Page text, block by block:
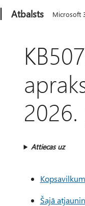
Atbalsts Microsoft
Attiecas uz
Šajā